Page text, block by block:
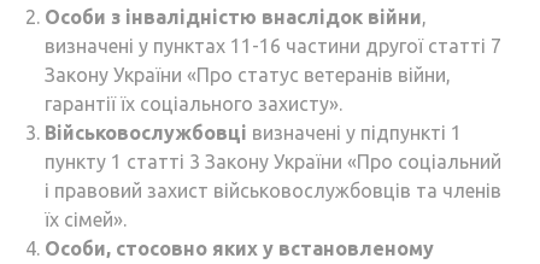
Особи з інвалідністю внаслідок війни,
визначені у пунктах 11-16 частини другої статті 7
Закону України «Про статус ветеранів війни,
гарантії їх соціального захисту».
Військовослужбовці визначені у підпункті 1
пункту 1 статті 3 Закону України «Про соціальний
і правовий захист військовослужбовців та членів
їх сімей».
Особи, стосовно яких у встановленому